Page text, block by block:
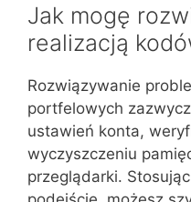
Jak mogę
realizacją
Rozwiązywanie
portfelowych
ustawień konta,
wyczyszczeniu
przeglądarki.